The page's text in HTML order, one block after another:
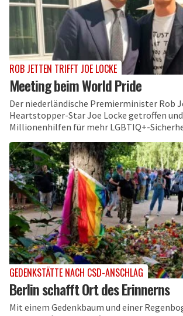
ROB JETTEN TRIFFT JOE LOCKE
Meeting beim World Pride
Der niederländische Premierminister Rob
Heartstopper-Star Joe Locke getroffen
Millionenhilfen für mehr LGBTIQ+-
GEDENKSTÄTTE NACH CSD-ANSCHLAG
Berlin schafft Ort des Erinnerns
Mit einem Gedenkbaum und einer